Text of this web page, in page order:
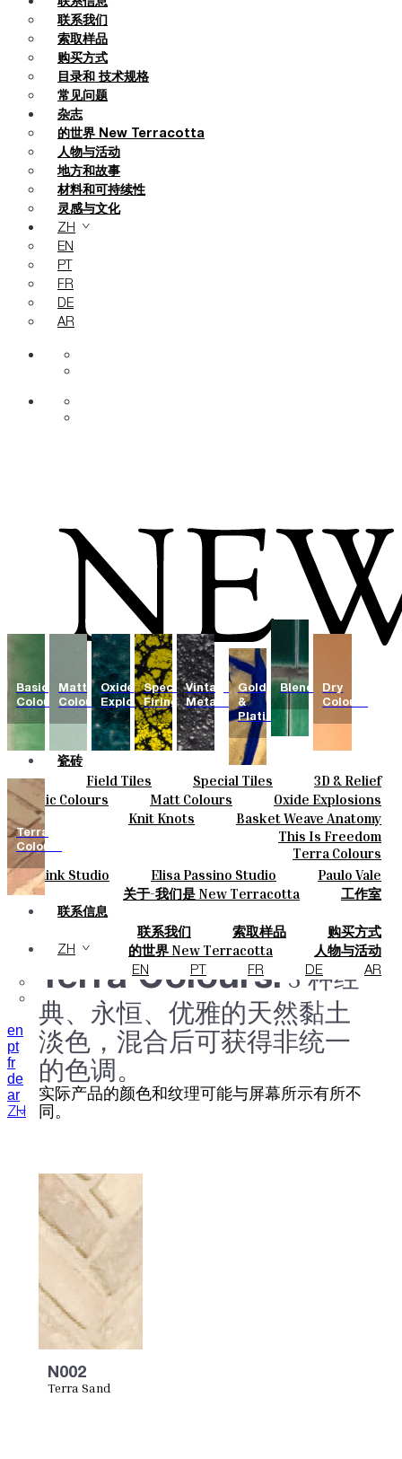
联系我们
索取样品
购买方式
目录和 技术规格
常见问题
杂志
的世界 New Terracotta
人物与活动
地方和故事
材料和可持续性
灵感与文化
ZH
EN
PT
FR
DE
AR
瓷砖
Field Tiles Special Tiles
3D & Relief
Hand Painted
Bold Pattern
Parquet Bisque
Natural Cotto
Smink Studio
Elisa Passino
Paulo Vale
Basic Colours Matt Colours
Oxide Explosions
Special Firing
Vintage Metallics
Dry Colours
Terra Colours
陶瓷
Knit Knots
Basket Weave Anatomy
This Is Freedom
设计师
Smink Studio Elisa Passino Studio Paulo Vale
关于
关于-我们是 New Terracotta 工作室
联系信息
联系我们 索取样品
购买方式
目录和 技术规格
常见问题
的世界 New Terracotta
人物与活动
地方和故事
材料和可持续性 灵感与文化
ZH
EN PT FR DE AR
en
pt
fr
de
ar
ZH
Basic
Colours
Matt
Colours
Oxide
Explosions
Special
Firing
Vintage
Metallics
Gold
&
Platinum
Blends
Dry
Colours
Terra
Colours
Terra Colours. 3 种经
典、永恒、优雅的天然黏土
淡色，混合后可获得非统一
的色调。
实际产品的颜色和纹理可能与屏幕所示有所不
同。
N002
Terra Sand